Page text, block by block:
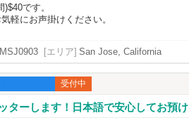
です。
軽にお声掛けください。
[エリア] San Jose, California
受付中
ターします！日本語で安心してお預